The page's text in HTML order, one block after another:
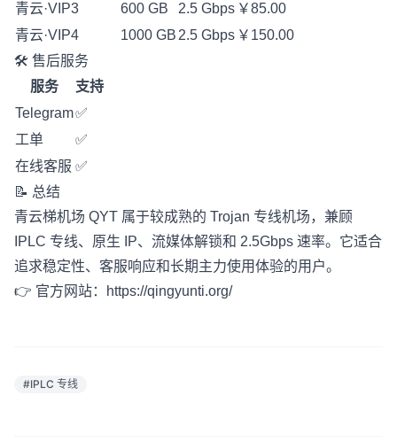
青云·VIP3
600 GB 2.5 Gbps ￥85.00
青云·VIP4
1000 GB 2.5 Gbps ￥150.00
🛠️ 售后服务
服务
支持
Telegram✅
工单
✅
在线客服 ✅
📝 总结
青云梯机场 QYT 属于较成熟的 Trojan 专线机场，兼顾
IPLC 专线、原生 IP、流媒体解锁和 2.5Gbps 速率。它适合
追求稳定性、客服响应和长期主力使用体验的用户。
👉 官方网站：
https://qingyunti.org/
#IPLC 专线